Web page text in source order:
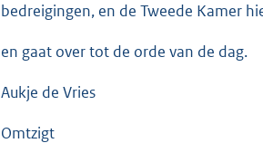
bedreigingen, en de Tweede Kamer
en gaat over tot de orde van de dag.
Aukje de Vries
Omtzigt